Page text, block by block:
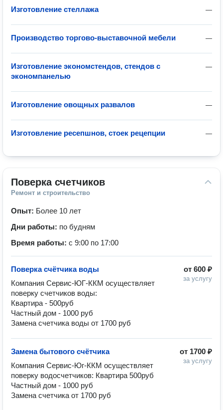
—
Изготовление стеллажа
—
Производство торгово-выставочной мебели
—
Изготовление экономстендов, стендов с
экономпанелью
—
Изготовление овощных развалов
—
Изготовление ресепшнов, стоек рецепции
Поверка счетчиков
Ремонт и строительство
Опыт: Более 10 лет
Дни работы: по будням
Время работы: с 9:00 по 17:00
от 600 ₽
за услугу
Поверка счётчика воды
Компания Сервис-ЮГ-ККМ осуществляет
поверку счетчиков воды:
Квартира - 500руб
Частный дом - 1000 руб
Замена счетчика воды от 1700 руб
от 1700 ₽
за услугу
Замена бытового счётчика
Компания Сервис-Юг-ККМ осуществляет
поверку водосчетчиков: Квартира 500руб
Частный дом - 1000 руб
Замена счетчика от 1700 руб